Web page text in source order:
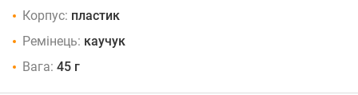
Корпус: пластик
Ремінець: каучук
Вага: 45 г